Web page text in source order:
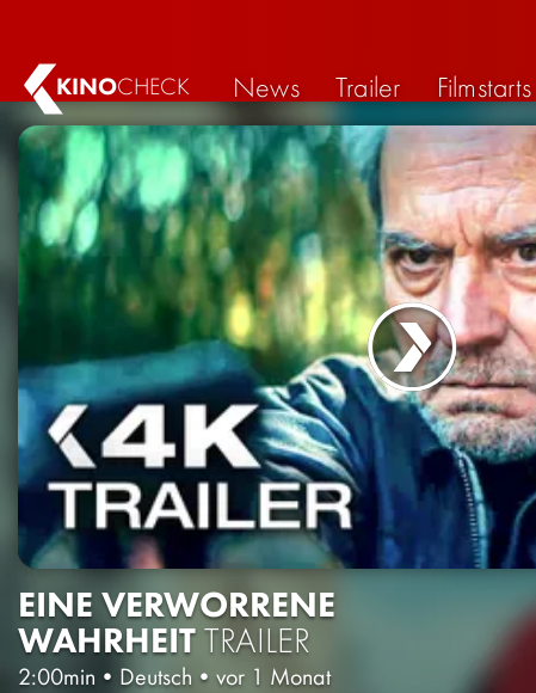
KINOCHECK News Trailer Filmstarts
EINE VERWORRENE
WAHRHEITTRAILER
2:00min • Deutsch • vor 1 Monat